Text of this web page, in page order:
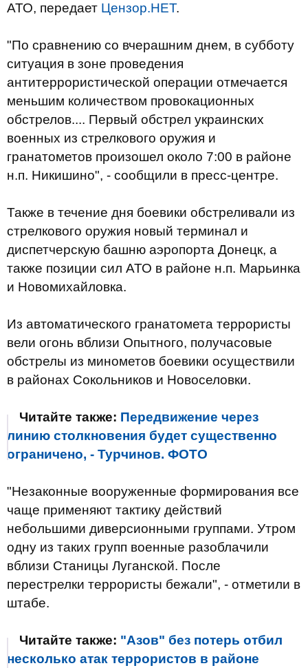
АТО, передает Цензор.НЕТ.
"По сравнению со вчерашним днем, в субботу
ситуация в зоне проведения
антитеррористической операции отмечается
меньшим количеством провокационных
обстрелов.... Первый обстрел украинских
военных из стрелкового оружия и
гранатометов произошел около 7:00 в районе
н.п. Никишино", - сообщили в пресс-центре.
Также в течение дня боевики обстреливали из
стрелкового оружия новый терминал и
диспетчерскую башню аэропорта Донецк, а
также позиции сил АТО в районе н.п. Марьинка
и Новомихайловка.
Из автоматического гранатомета террористы
вели огонь вблизи Опытного, получасовые
обстрелы из минометов боевики осуществили
в районах Сокольников и Новоселовки.
Читайте также: Передвижение через
линию столкновения будет существенно
ограничено, - Турчинов. ФОТО
"Незаконные вооруженные формирования все
чаще применяют тактику действий
небольшими диверсионными группами. Утром
одну из таких групп военные разоблачили
вблизи Станицы Луганской. После
перестрелки террористы бежали", - отметили в
штабе.
Читайте также: "Азов" без потерь отбил
несколько атак террористов в районе